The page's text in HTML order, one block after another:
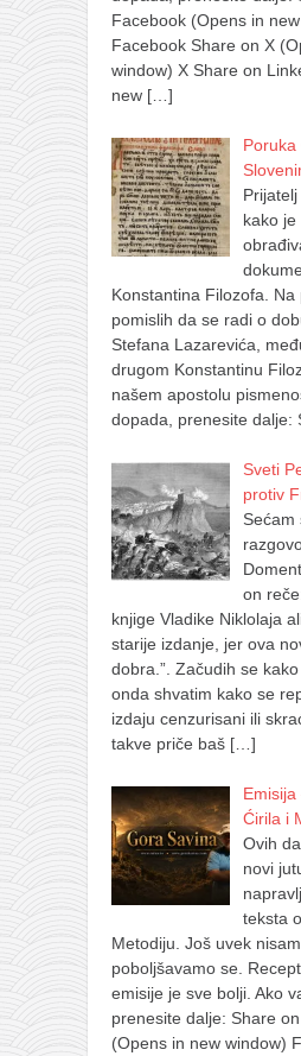
Facebook (Opens in
Facebook Share on X
window) X Share on
new […]
Poruka
kako je
Konstantina Filozofa.
pomislih da se radi o
Stefana Lazarevića,
drugom Konstantinu
našem apostolu
dopada, prenesite dalje:
Sveti
protiv
Sećam
on
knjige Vladike Niklolaja
starije izdanje, jer ova
dobra.”. Začudih se
onda shvatim kako se
izdaju cenzurisani ili
takve priče baš […]
Emisija
Ćirila i
Ovih
novi
teksta
Metodiju. Još uvek
poboljšavamo se.
emisije je sve bolji. Ako
prenesite dalje: Share
(Opens in new window)